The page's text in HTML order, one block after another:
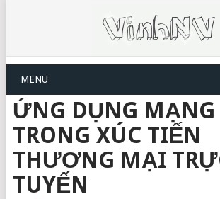
MENU
ỨNG DỤNG
TRONG XÚC TIẾN
THƯƠNG MẠI
TUYẾN